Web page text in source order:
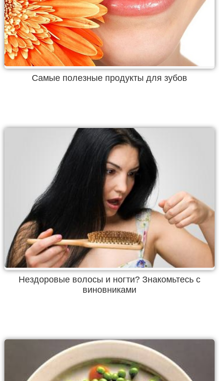
Самые полезные продукты для зубов
Нездоровые волосы и ногти? Знакомьтесь с
виновниками